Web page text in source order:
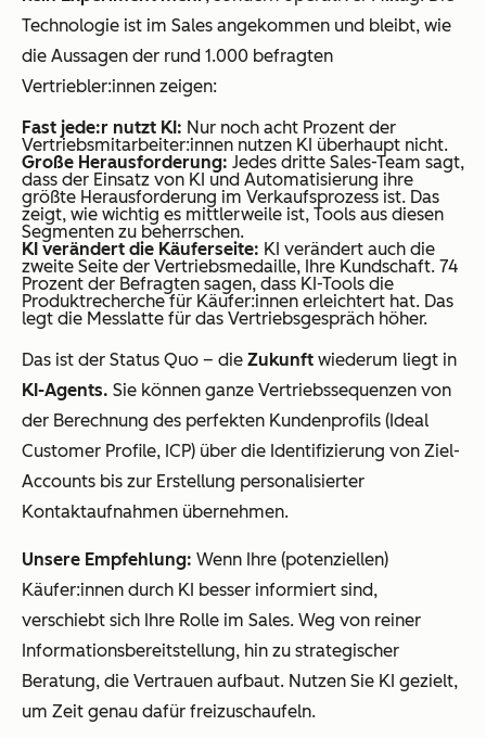
Technologie ist im Sales angekommen und bleibt, wie
die Aussagen der rund 1.000 befragten
Vertriebler:innen zeigen:
Fast jede:r nutzt KI: Nur noch acht Prozent der
Vertriebsmitarbeiter:innen nutzen KI überhaupt nicht.
Große Herausforderung: Jedes dritte Sales-Team sagt,
dass der Einsatz von KI und Automatisierung ihre
größte Herausforderung im Verkaufsprozess ist. Das
zeigt, wie wichtig es mittlerweile ist, Tools aus diesen
Segmenten zu beherrschen.
KI verändert die Käuferseite: KI verändert auch die
zweite Seite der Vertriebsmedaille, Ihre Kundschaft. 74
Prozent der Befragten sagen, dass KI-Tools die
Produktrecherche für Käufer:innen erleichtert hat. Das
legt die Messlatte für das Vertriebsgespräch höher.
Das ist der Status Quo – die Zukunft wiederum liegt in
KI-Agents. Sie können ganze Vertriebssequenzen von
der Berechnung des perfekten Kundenprofils (Ideal
Customer Profile, ICP) über die Identifizierung von Ziel-
Accounts bis zur Erstellung personalisierter
Kontaktaufnahmen übernehmen.
Unsere Empfehlung: Wenn Ihre (potenziellen)
Käufer:innen durch KI besser informiert sind,
verschiebt sich Ihre Rolle im Sales. Weg von reiner
Informationsbereitstellung, hin zu strategischer
Beratung, die Vertrauen aufbaut. Nutzen Sie KI gezielt,
um Zeit genau dafür freizuschaufeln.